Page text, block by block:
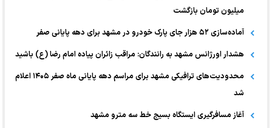
میلیون تومان بازگشت
آماده‌سازی ۵۲ هزار جای پارک خودرو در مشهد برای دهه پایانی صفر
هشدار اورژانس مشهد به رانندگان: مراقب زائران پیاده امام رضا (ع) باشید
محدودیت‌های ترافیکی مشهد برای مراسم دهه پایانی ماه صفر ۱۴۰۵ اعلام
شد
آغاز مسافرگیری ایستگاه بسیج خط سه مترو مشهد